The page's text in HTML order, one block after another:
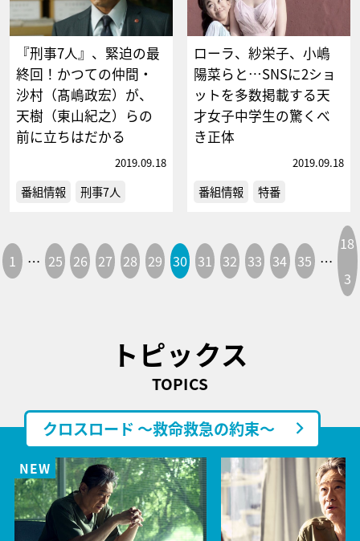
『刑事7人』、緊迫の最
終回！かつての仲間・
沙村（髙嶋政宏）が、
天樹（東山紀之）らの
前に立ちはだかる
2019.09.18
番組情報 刑事7人
ローラ、紗栄子、小嶋
陽菜らと…SNSに2ショ
ットを多数掲載する天
才女子中学生の驚くべ
き正体
2019.09.18
番組情報 特番
1 … 25 26 27 28 29 30 31 32 33 34 35 …
18
3
トピックス
TOPICS
クロスロード ～救命救急の約束～